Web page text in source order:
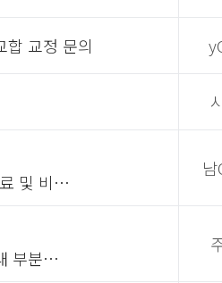
합 교정 문의
및 비…
부분…